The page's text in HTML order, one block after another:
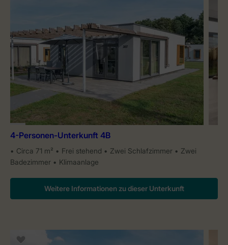
4-Personen-Unterkunft 4B
Circa 71 m² Frei stehend Zwei Schlafzimmer
Zwei
Badezimmer
Klimaanlage
Weitere Informationen zu dieser Unterkunft